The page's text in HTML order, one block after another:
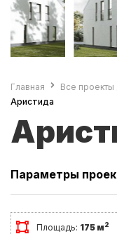
Главная Все
Аристида
Параметры
Площадь: 175 м2